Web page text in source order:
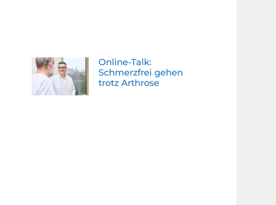
Online-Talk:
Schmerzfrei gehen
trotz Arthrose